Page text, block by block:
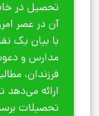
تحصیل در
آن در عصر
با بیان یک
مدارس و
فرزندان،
ارائه می‌دهد
تحصیلات